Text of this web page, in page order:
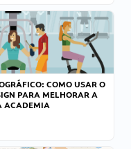
COMO USAR O
PARA MELHORAR A
ACADEMIA